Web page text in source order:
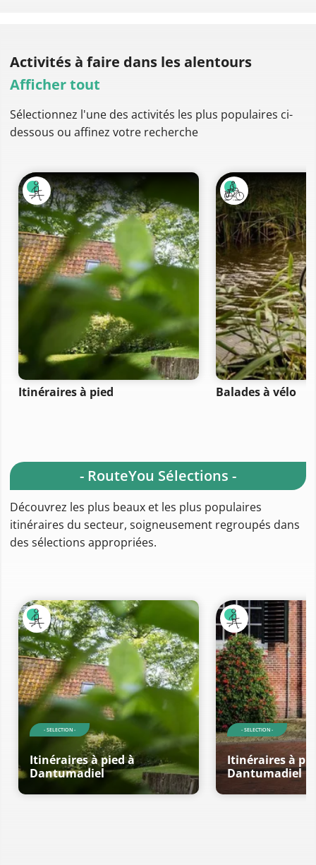
Activités à faire dans les alentours
Afficher tout
Sélectionnez l'une des activités les plus populaires ci-
dessous ou affinez votre recherche
Itinéraires à pied Balades à vélo
- RouteYou Sélections -
Découvrez les plus beaux et les plus populaires
itinéraires du secteur, soigneusement regroupés dans
des sélections appropriées.
- SELECTION -
Itinéraires à pied à
Dantumadiel
- SELECTION -
Itinéraires à
Dantumadiel